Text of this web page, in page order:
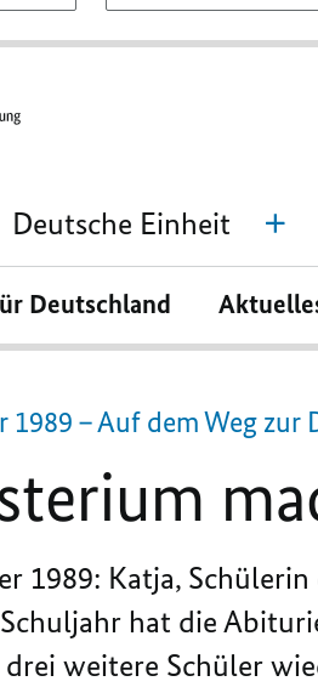
Deutsche Einheit
Deutschland
1989 – Auf dem Weg zur
1989: Katja,
hat die
weitere Schüler